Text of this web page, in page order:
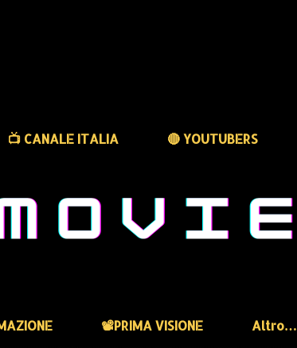
📺 CANALE ITALIA 🔴 YOUTUBERS
📽️PRIMA VISIONE Altro…